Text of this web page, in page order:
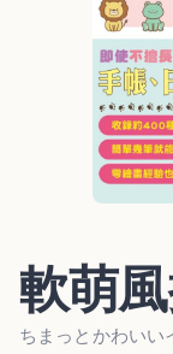
軟萌
ちまっとかわいい